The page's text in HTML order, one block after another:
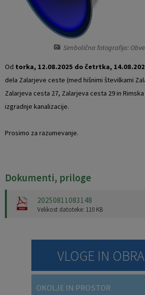
Simbolična fotografija:
Od torka, 12.08.2025 do četrtka,
dela Zalarjeve ceste (med hišnimi številkami
Zalarjeva cesta 27, Zalarjeva cesta 29 in
izgradnje kanalizacije.
Prosimo za razumevanje.
Dokumenti, priloge
20250811083148
Velikost datoteke: 110 KB
VLOGE IN
OKOLJE IN PROSTOR
Vaški odbori
Organigram
Temeljni akti občine
Strateški dokumenti
Notranja prijava po Zakonu o zaščiti prijaviteljev
Zero waste občina
Prostorski akti občine
Občinski časopis
Lokalne volitve